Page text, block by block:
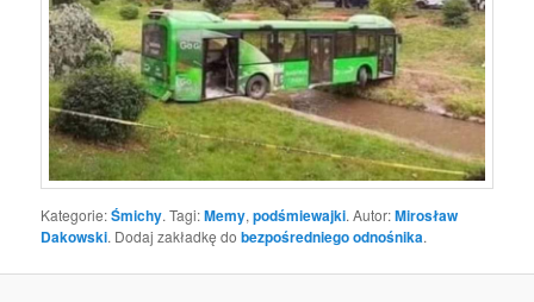
Kategorie:Śmichy. Tagi:Memy,podśmiewajki. Autor:Mirosław
Dakowski. Dodaj zakładkę dobezpośredniego odnośnika.